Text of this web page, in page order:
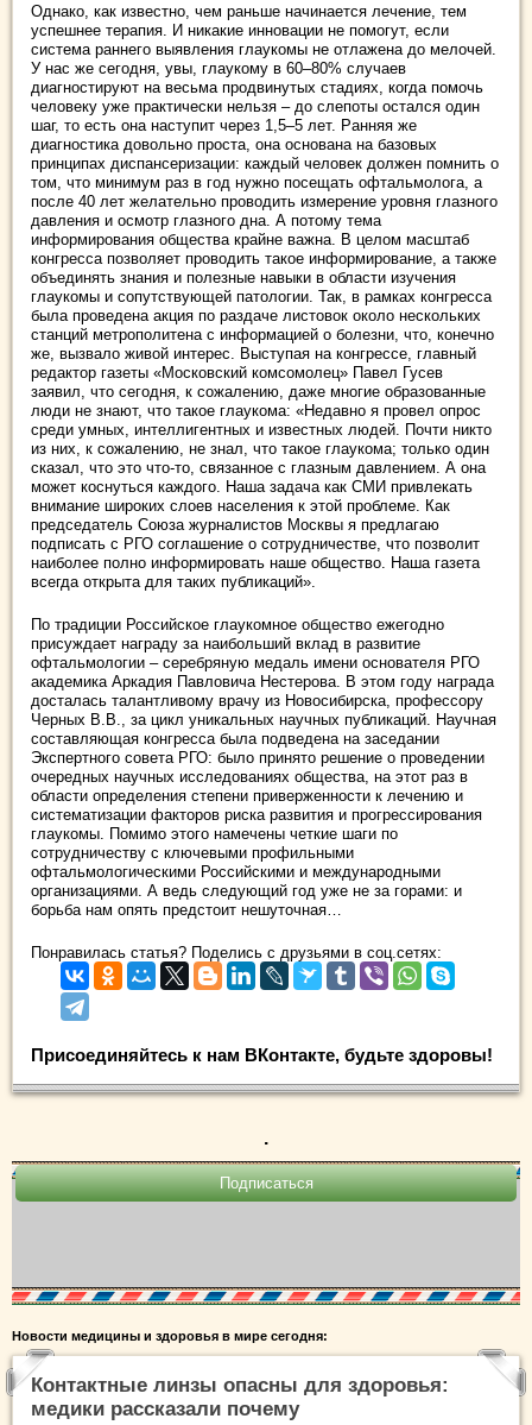
Однако, как известно, чем раньше начинается лечение, тем
успешнее терапия. И никакие инновации не помогут, если
система раннего выявления глаукомы не отлажена до мелочей.
У нас же сегодня, увы, глаукому в 60–80% случаев
диагностируют на весьма продвинутых стадиях, когда помочь
человеку уже практически нельзя – до слепоты остался один
шаг, то есть она наступит через 1,5–5 лет. Ранняя же
диагностика довольно проста, она основана на базовых
принципах диспансеризации: каждый человек должен помнить о
том, что минимум раз в год нужно посещать офтальмолога, а
после 40 лет желательно проводить измерение уровня глазного
давления и осмотр глазного дна. А потому тема
информирования общества крайне важна. В целом масштаб
конгресса позволяет проводить такое информирование, а также
объединять знания и полезные навыки в области изучения
глаукомы и сопутствующей патологии. Так, в рамках конгресса
была проведена акция по раздаче листовок около нескольких
станций метрополитена с информацией о болезни, что, конечно
же, вызвало живой интерес. Выступая на конгрессе, главный
редактор газеты «Московский комсомолец» Павел Гусев
заявил, что сегодня, к сожалению, даже многие образованные
люди не знают, что такое глаукома: «Недавно я провел опрос
среди умных, интеллигентных и известных людей. Почти никто
из них, к сожалению, не знал, что такое глаукома; только один
сказал, что это что-то, связанное с глазным давлением. А она
может коснуться каждого. Наша задача как СМИ привлекать
внимание широких слоев населения к этой проблеме. Как
председатель Союза журналистов Москвы я предлагаю
подписать с РГО соглашение о сотрудничестве, что позволит
наиболее полно информировать наше общество. Наша газета
всегда открыта для таких публикаций».
По традиции Российское глаукомное общество ежегодно
присуждает награду за наибольший вклад в развитие
офтальмологии – серебряную медаль имени основателя РГО
академика Аркадия Павловича Нестерова. В этом году награда
досталась талантливому врачу из Новосибирска, профессору
Черных В.В., за цикл уникальных научных публикаций. Научная
составляющая конгресса была подведена на заседании
Экспертного совета РГО: было принято решение о проведении
очередных научных исследованиях общества, на этот раз в
области определения степени приверженности к лечению и
систематизации факторов риска развития и прогрессирования
глаукомы. Помимо этого намечены четкие шаги по
сотрудничеству с ключевыми профильными
офтальмологическими Российскими и международными
организациями. А ведь следующий год уже не за горами: и
борьба нам опять предстоит нешуточная…
Понравилась статья? Поделись с друзьями в соц.сетях:
Присоединяйтесь к нам ВКонтакте, будьте здоровы!
.
Новости медицины и здоровья в мире сегодня:
Контактные линзы опасны для здоровья:
медики рассказали почему